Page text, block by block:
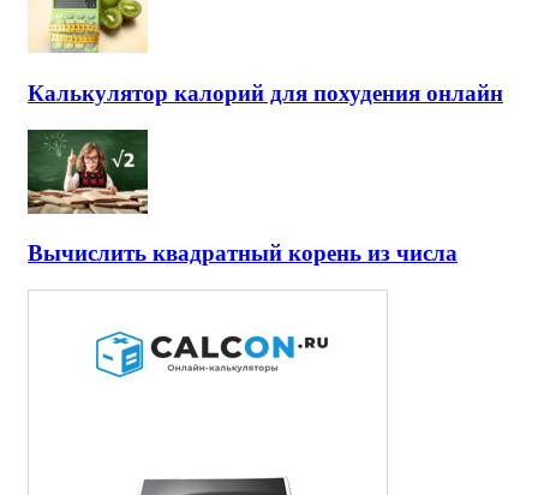
Калькулятор калорий для похудения онлайн
Вычислить квадратный корень из числа